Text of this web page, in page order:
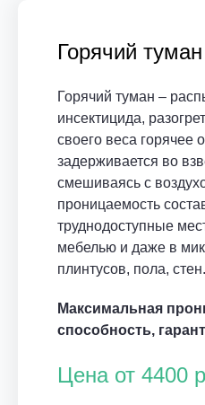
Горячий туман
Горячий туман –
инсектицида,
своего веса горячее
задерживается во
смешиваясь с
проницаемость
труднодоступные
мебелью и даже в
плинтусов, пола, стен.
Максимальная
способность,
Цена от 4400